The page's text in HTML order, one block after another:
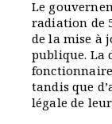
Le
radiation de
de la mise à
publique. La
tandis que
légale de